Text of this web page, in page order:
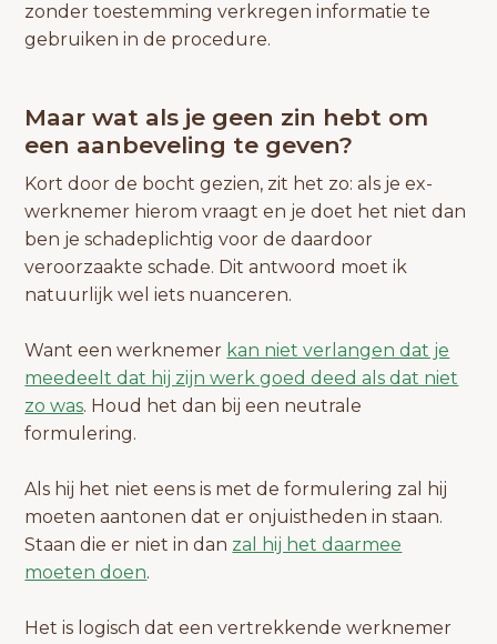
zonder toestemming verkregen informatie te
gebruiken in de procedure.
Maar wat als je geen zin hebt om
een aanbeveling te geven?
Kort door de bocht gezien, zit het zo: als je ex-
werknemer hierom vraagt en je doet het niet dan
ben je schadeplichtig voor de daardoor
veroorzaakte schade. Dit antwoord moet ik
natuurlijk wel iets nuanceren.
Want een werknemer kan niet verlangen dat je
meedeelt dat hij zijn werk goed deed als dat niet
zo was. Houd het dan bij een neutrale
formulering.
Als hij het niet eens is met de formulering zal hij
moeten aantonen dat er onjuistheden in staan.
Staan die er niet in dan zal hij het daarmee
moeten doen.
Het is logisch dat een vertrekkende werknemer